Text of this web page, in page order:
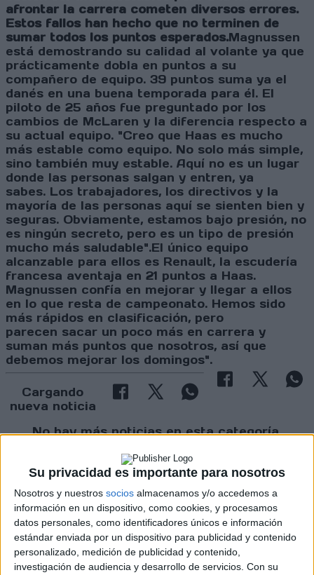
Su privacidad es importante para nosotros
Nosotros y nuestros socios almacenamos y/o accedemos a
información en un dispositivo, como cookies, y procesamos
datos personales, como identificadores únicos e información
estándar enviada por un dispositivo para publicidad y contenido
personalizado, medición de publicidad y contenido,
investigación de audiencia y desarrollo de servicios. Con su
afrontar la carrera cometen diversos errores.
Estos fallos han hecho que no terminen de
sumar todos los puntos esperados.Magnussen
está demostrando su calidad al volante ya que
prácticamente dobla en puntos a su
compañero de equipo. 39 puntos suma ya el
danés en una buena temporada para él. El
piloto de 25 años fue preguntado por los
cambios de McLaren y la diferencia respecto a
su actual equipo. "Creo que Haas es mucho
más estable como equipo. No solo más simple,
sino también muy estable. Aquí no es un lugar
donde las personas salgan y entren, ya
sabes. Los trabajadores, los directivos y la
mayoría de las personas aquí se sienten bien y
seguras. Obviamente, estamos bajo presión, no
es ningún secreto, pero es un tipo de presión
mucho más saludable".El único equipo
alcanzable para ellos es Renault, la escudería
francesa aventaja en 21 puntos a Haas.
Magnussen confía en mejorar y llegar a ellos
en lo que resta de campeonato. Hemos sido
más rápidos en clasificación, pero
parecen sacar un poco más en carrera y
suman más puntos que nosotros, así que
debemos mejorar los domingos".
Cargando
nueva noticia
No hay más noticias en esta categoría.